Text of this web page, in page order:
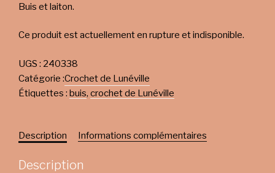
Buis et laiton.
Ce produit est actuellement en rupture et indisponible.
UGS : 240338
Catégorie :Crochet de Lunéville
Étiquettes : buis, crochet de Lunéville
Description Informations complémentaires
Description